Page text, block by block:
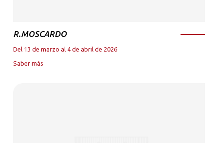
R.MOSCARDO
Del 13 de marzo al 4 de abril de 2026
Saber más